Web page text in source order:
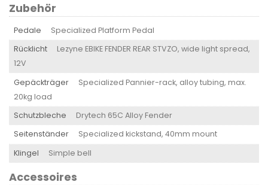
Zubehör
Pedale
Specialized Platform Pedal
Rücklicht
Lezyne EBIKE FENDER REAR STVZO, wide light spread,
12V
Gepäckträger
Specialized Pannier-rack, alloy tubing, max.
20kg load
Schutzbleche
Drytech 65C Alloy Fender
Seitenständer
Specialized kickstand, 40mm mount
Klingel
Simple bell
Accessoires